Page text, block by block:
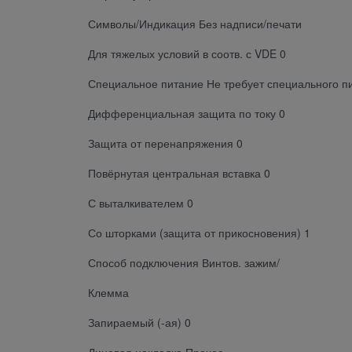
Символы/Индикация Без надписи/печати
Для тяжелых условий в соотв. с VDE 0
Специальное питание Не требует специального
Дифференциальная защита по току 0
Защита от перенапряжения 0
Повёрнутая центральная вставка 0
С выталкивателем 0
Со шторками (защита от прикосновения) 1
Способ подключения Винтов. зажим/
Клемма
Запираемый (-ая) 0